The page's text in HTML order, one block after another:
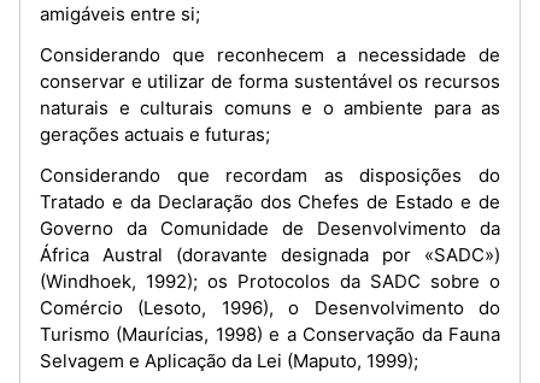
amigáveis entre si;
Considerando que reconhecem a necessidade de
conservar e utilizar de forma sustentável os recursos
naturais e culturais comuns e o ambiente para as
gerações actuais e futuras;
Considerando que recordam as disposições do
Tratado e da Declaração dos Chefes de Estado e de
Governo da Comunidade de Desenvolvimento da
África Austral (doravante designada por «SADC»)
(Windhoek, 1992); os Protocolos da SADC sobre o
Comércio (Lesoto, 1996), o Desenvolvimento do
Turismo (Maurícias, 1998) e a Conservação da Fauna
Selvagem e Aplicação da Lei (Maputo, 1999);